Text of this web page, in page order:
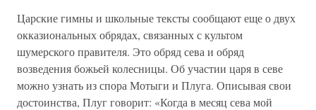
Царские гимны и школьные тексты сообщают еще о двух
окказиональных обрядах, связанных с культом
шумерского правителя. Это обряд сева и обряд
возведения божьей колесницы. Об участии царя в севе
можно узнать из спора Мотыги и Плуга. Описывая свои
достоинства, Плуг говорит: «Когда в месяц сева мой